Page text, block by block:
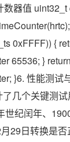
数器值 uint32_t
0xFFFF)) {
65536; }
}6. 性能测试
几个关键测
纪闰年、
29日转换是